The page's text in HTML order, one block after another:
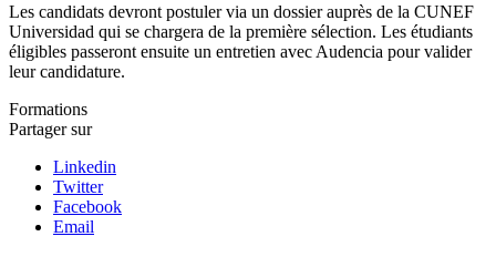
Les candidats devront postuler via un dossier auprès de la CUNEF
Universidad qui se chargera de la première sélection. Les étudiants
éligibles passeront ensuite un entretien avec Audencia pour valider
leur candidature.
Formations
Partager sur
Linkedin
Twitter
Facebook
Email